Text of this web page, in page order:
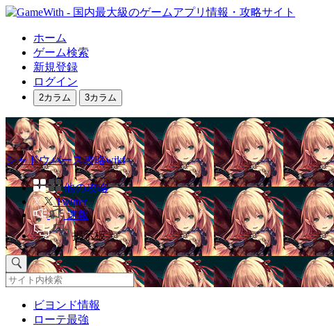
ホーム
ゲーム検索
新規登録
ログイン
2カラム 3カラム
シャドウバース攻略wiki
他の攻略
Twitter
速報
掲示板
ビヨンド情報
ローテ最強